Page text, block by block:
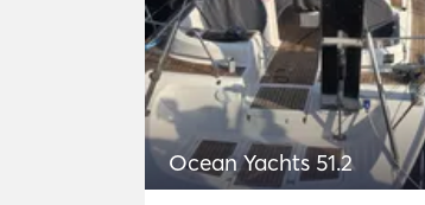
Ocean Yachts 51.2